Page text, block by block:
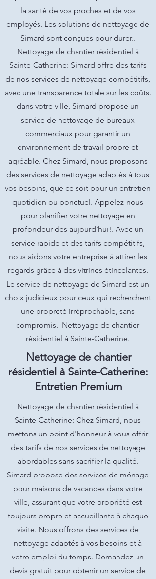
la santé de vos proches et de vos
employés. Les solutions de nettoyage de
Simard sont conçues pour durer..
Nettoyage de chantier résidentiel à
Sainte-Catherine: Simard offre des tarifs
de nos services de nettoyage compétitifs,
avec une transparence totale sur les coûts.
dans votre ville, Simard propose un
service de nettoyage de bureaux
commerciaux pour garantir un
environnement de travail propre et
agréable. Chez Simard, nous proposons
des services de nettoyage adaptés à tous
vos besoins, que ce soit pour un entretien
quotidien ou ponctuel. Appelez-nous
pour planifier votre nettoyage en
profondeur dès aujourd'hui!. Avec un
service rapide et des tarifs compétitifs,
nous aidons votre entreprise à attirer les
regards grâce à des vitrines étincelantes.
Le service de nettoyage de Simard est un
choix judicieux pour ceux qui recherchent
une propreté irréprochable, sans
compromis.: Nettoyage de chantier
résidentiel à Sainte-Catherine.
Nettoyage de chantier
résidentiel à Sainte-Catherine:
Entretien Premium
Nettoyage de chantier résidentiel à
Sainte-Catherine: Chez Simard, nous
mettons un point d'honneur à vous offrir
des tarifs de nos services de nettoyage
abordables sans sacrifier la qualité.
Simard propose des services de ménage
pour maisons de vacances dans votre
ville, assurant que votre propriété est
toujours propre et accueillante à chaque
visite. Nous offrons des services de
nettoyage adaptés à vos besoins et à
votre emploi du temps. Demandez un
devis gratuit pour obtenir un service de